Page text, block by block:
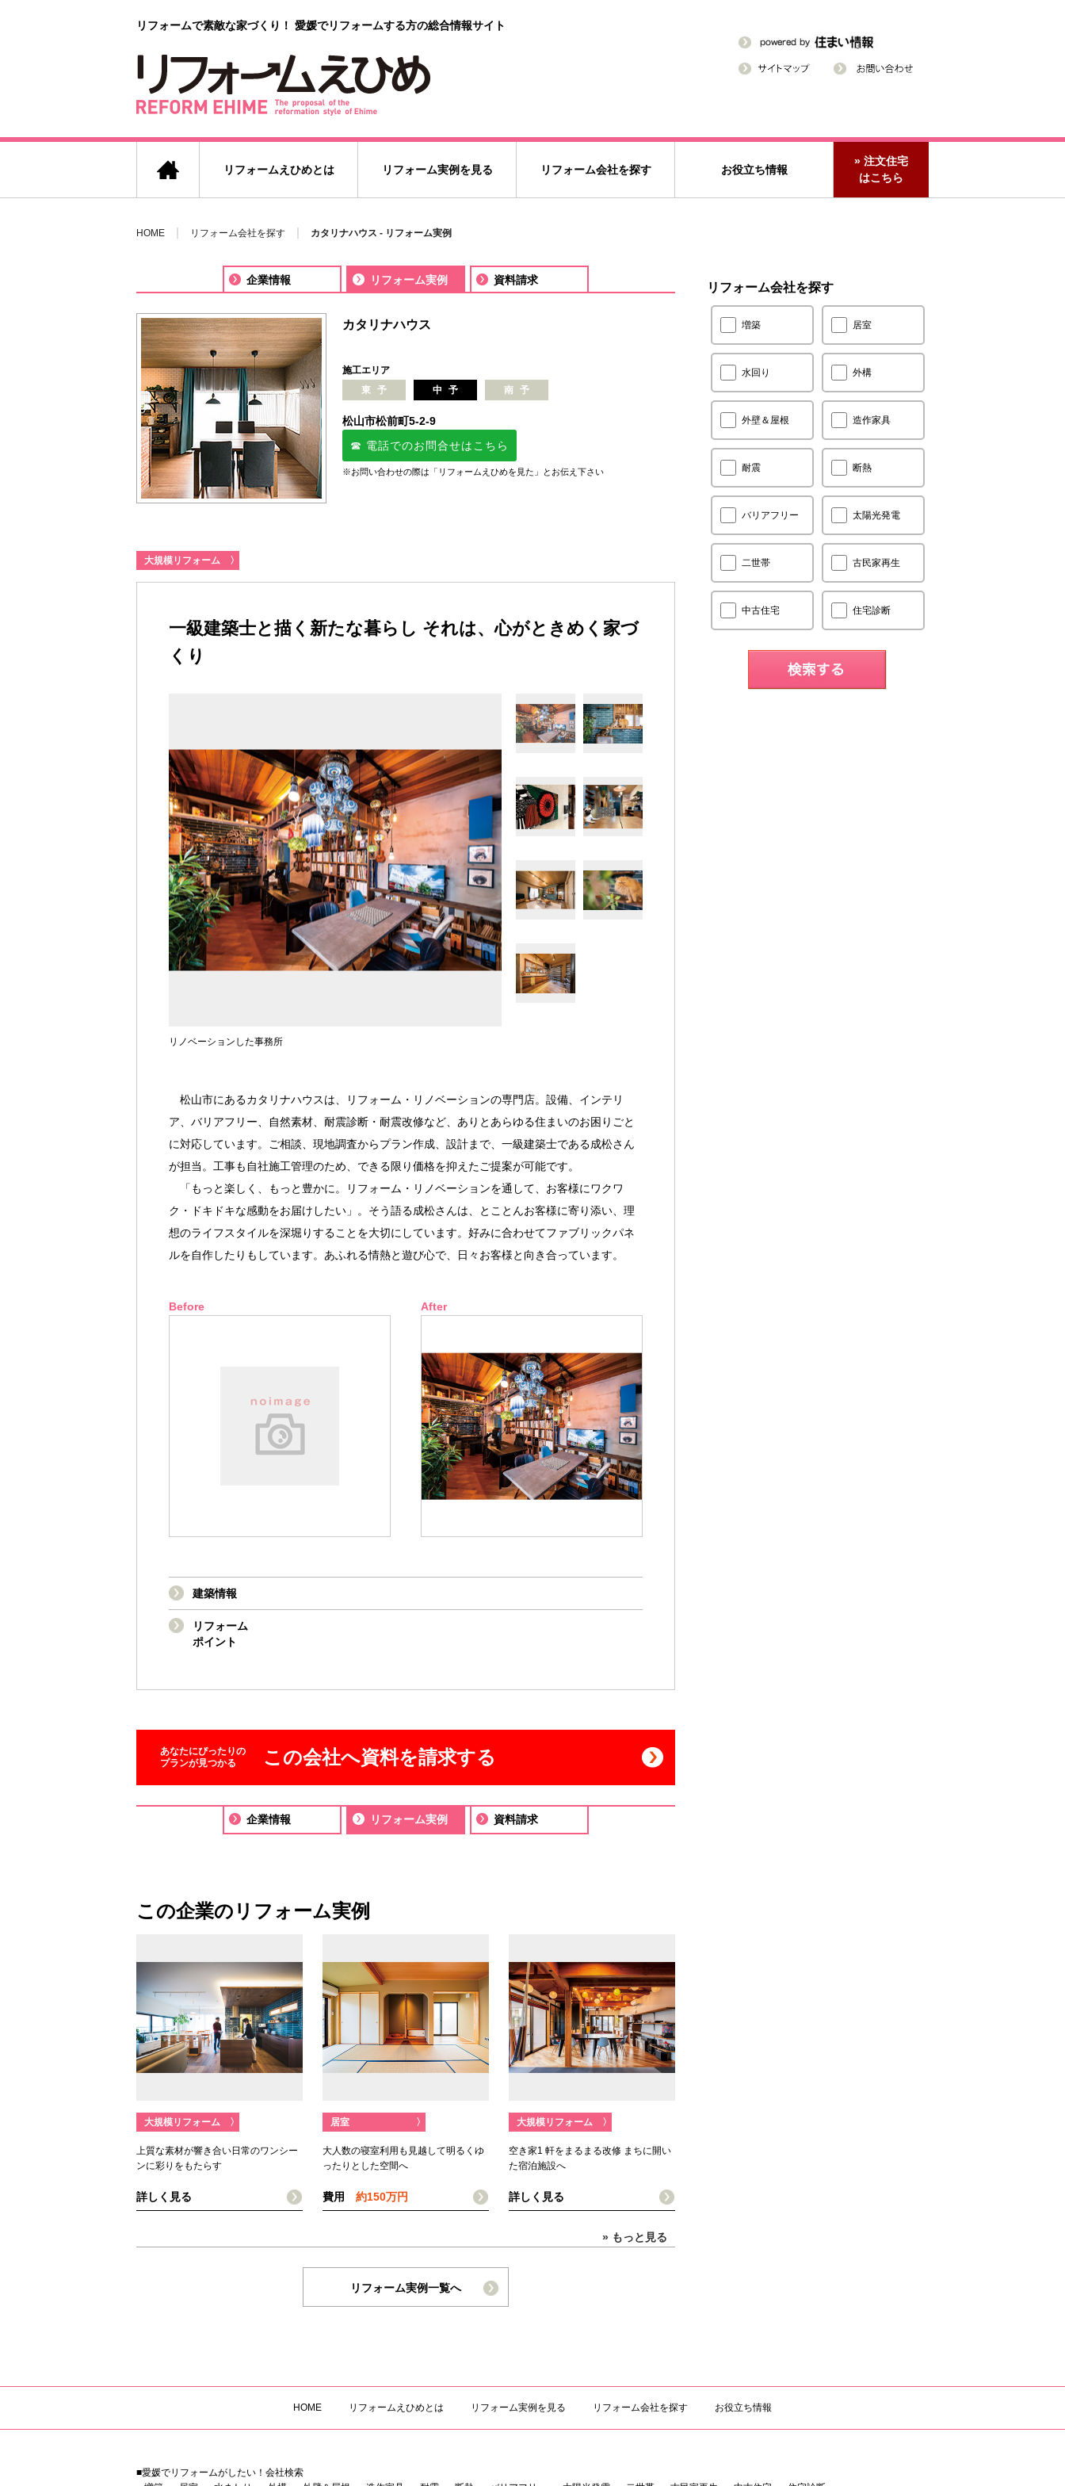
リフォームで素敵な家づくり！ 愛媛でリフォームする方の総合情報サイト
リフォームえひめとは リフォーム実例を見る リフォーム会社を探す お役立ち情報
» 注文住宅
はこちら
HOME リフォーム会社を探す カタリナハウス - リフォーム実例
企業情報 リフォーム実例 資料請求
カタリナハウス
施工エリア
東予
中予 南予
松山市松前町5-2-9
☎ 電話でのお問合せはこちら
※お問い合わせの際は「リフォームえひめを見た」とお伝え下さい
大規模リフォーム 〉
一級建築士と描く新たな暮らし それは、心がときめく家づ
くり
リノベーションした事務所
松山市にあるカタリナハウスは、リフォーム・リノベーションの専門店。設備、インテリ
ア、バリアフリー、自然素材、耐震診断・耐震改修など、ありとあらゆる住まいのお困りごと
に対応しています。ご相談、現地調査からプラン作成、設計まで、一級建築士である成松さん
が担当。工事も自社施工管理のため、できる限り価格を抑えたご提案が可能です。
「もっと楽しく、もっと豊かに。リフォーム・リノベーションを通して、お客様にワクワ
ク・ドキドキな感動をお届けしたい」。そう語る成松さんは、とことんお客様に寄り添い、理
想のライフスタイルを深堀りすることを大切にしています。好みに合わせてファブリックパネ
ルを自作したりもしています。あふれる情熱と遊び心で、日々お客様と向き合っています。
Before After
建築情報
リフォーム
ポイント
あなたにぴったりの
プランが見つかる
この会社へ資料を請求する
企業情報 リフォーム実例 資料請求
この企業のリフォーム実例
大規模リフォーム 〉
上質な素材が響き合い日常のワンシー
ンに彩りをもたらす
詳しく見る
居室 〉
大人数の寝室利用も見越して明るくゆ
ったりとした空間へ
費用 約150万円
大規模リフォーム 〉
空き家1 軒をまるまる改修 まちに開い
た宿泊施設へ
詳しく見る
» もっと見る
リフォーム実例一覧へ
リフォーム会社を探す
増築 居室
水回り 外構
外壁＆屋根 造作家具
耐震 断熱
バリアフリー 太陽光発電
二世帯 古民家再生
中古住宅 住宅診断
HOME リフォームえひめとは リフォーム実例を見る リフォーム会社を探す お役立ち情報
■愛媛でリフォームがしたい！会社検索